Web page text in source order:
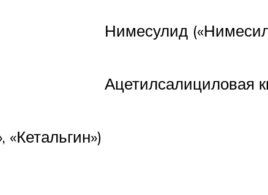
Нимесулид
Ацетилсалициловая
«Кетальгин»)